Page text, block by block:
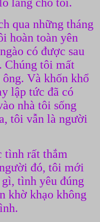
qua những tháng
hoàn toàn yên
có được sau
Chúng tôi mất
Và khốn khổ
lập tức đã có
nhà tôi sống
tôi vẫn là người
rất thắm
đó, tôi mới
tình yêu đúng
khờ khạo không